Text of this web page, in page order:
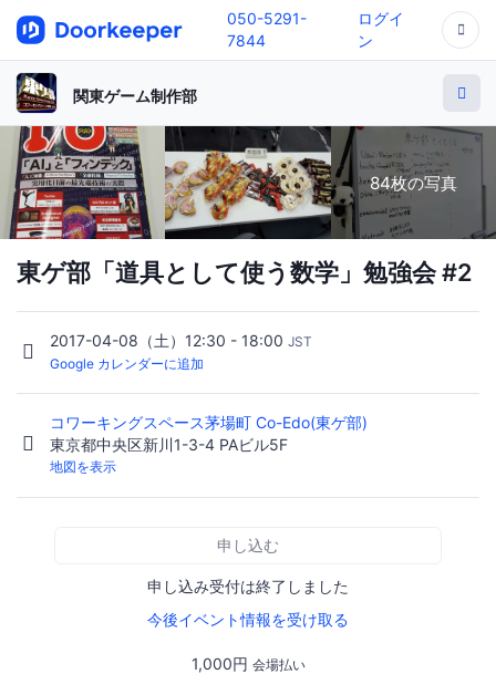
050-5291-
7844
ログイ
ン
関東ゲーム制作部
84枚の写真
東ゲ部「道具として使う数学」勉強会 #2
2017-04-08（土）12:30 - 18:00 JST
Google カレンダーに追加
コワーキングスペース茅場町 Co-Edo(東ゲ部)
東京都中央区新川1-3-4 PAビル5F
地図を表示
申し込む
申し込み受付は終了しました
今後イベント情報を受け取る
1,000円 会場払い